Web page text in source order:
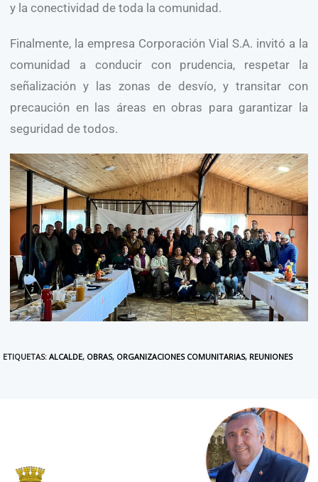
y la conectividad de toda la comunidad.
Finalmente, la empresa Corporación Vial S.A. invitó a la
comunidad a conducir con prudencia, respetar la
señalización y las zonas de desvío, y transitar con
precaución en las áreas en obras para garantizar la
seguridad de todos.
ETIQUETAS:ALCALDE, OBRAS, ORGANIZACIONES COMUNITARIAS, REUNIONES